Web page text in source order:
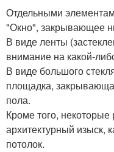
Отдельными
"Окно", закрывающее
В виде ленты
внимание на какой-
В виде большого
площадка,
пола.
Кроме того,
архитектурный изыск,
потолок.